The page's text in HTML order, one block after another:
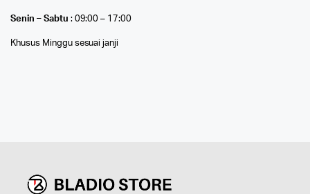
Senin – Sabtu : 09:00 – 17:00
Khusus Minggu sesuai janji